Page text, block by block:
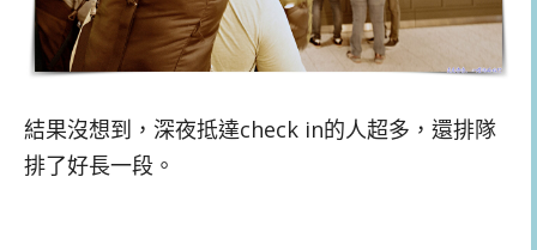
結果沒想到，深夜抵達check in的人超多，還排隊
排了好長一段。